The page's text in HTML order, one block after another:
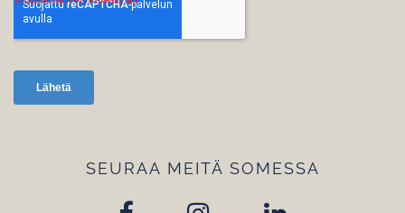
SEURAA MEITÄ SOMESSA